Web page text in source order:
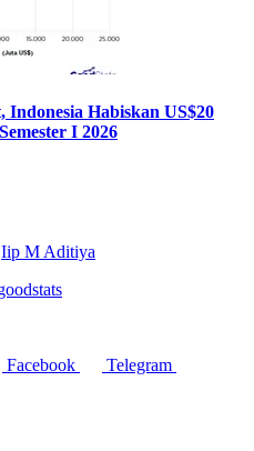
Habiskan US$20
I 2026
Iip M Aditiya
Facebook
Telegram